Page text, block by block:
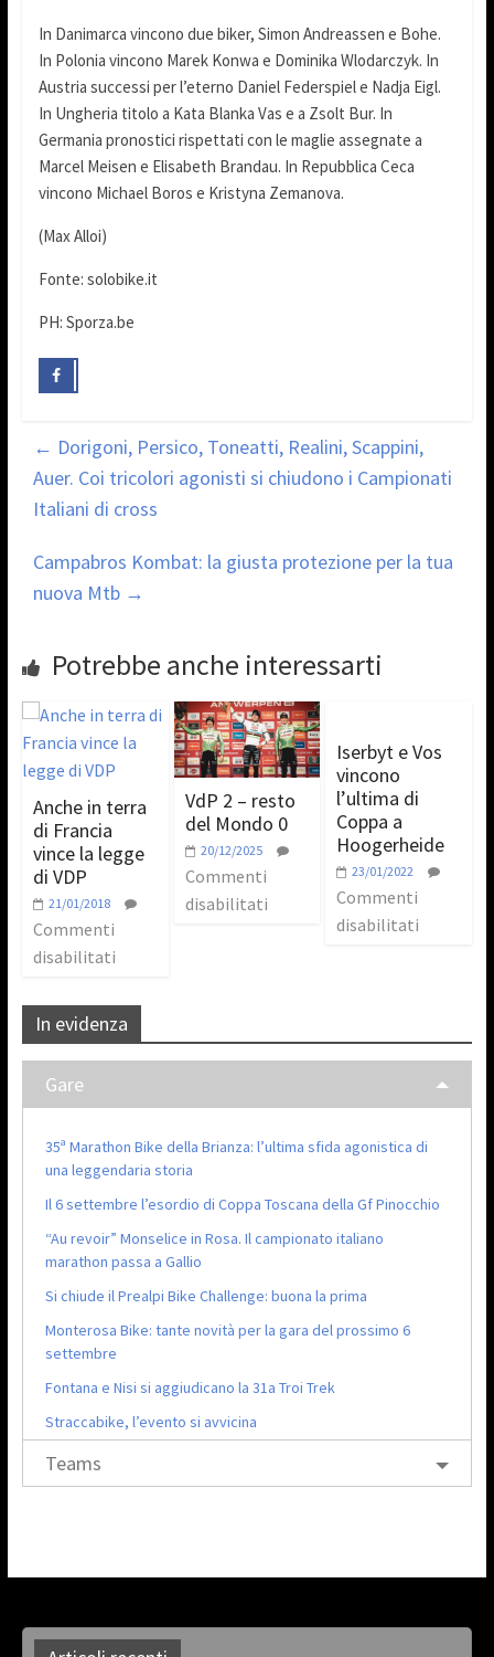
In Danimarca vincono due biker, Simon Andreassen e Bohe.
In Polonia vincono Marek Konwa e Dominika Wlodarczyk. In
Austria successi per l’eterno Daniel Federspiel e Nadja Eigl.
In Ungheria titolo a Kata Blanka Vas e a Zsolt Bur. In
Germania pronostici rispettati con le maglie assegnate a
Marcel Meisen e Elisabeth Brandau. In Repubblica Ceca
vincono Michael Boros e Kristyna Zemanova.
(Max Alloi)
Fonte: solobike.it
PH: Sporza.be
← Dorigoni, Persico, Toneatti, Realini, Scappini,
Auer. Coi tricolori agonisti si chiudono i Campionati
Italiani di cross
Campabros Kombat: la giusta protezione per la tua
nuova Mtb →
Potrebbe anche interessarti
Anche in terra
di Francia
vince la legge
di VDP
21/01/2018
Commenti
disabilitati
VdP 2 – resto
del Mondo 0
20/12/2025
Commenti
disabilitati
Iserbyt e Vos
vincono
l’ultima di
Coppa a
Hoogerheide
23/01/2022
Commenti
disabilitati
In evidenza
Gare
35ª Marathon Bike della Brianza: l’ultima sfida agonistica di
una leggendaria storia
Il 6 settembre l’esordio di Coppa Toscana della Gf Pinocchio
“Au revoir” Monselice in Rosa. Il campionato italiano
marathon passa a Gallio
Si chiude il Prealpi Bike Challenge: buona la prima
Monterosa Bike: tante novità per la gara del prossimo 6
settembre
Fontana e Nisi si aggiudicano la 31a Troi Trek
Straccabike, l’evento si avvicina
Teams